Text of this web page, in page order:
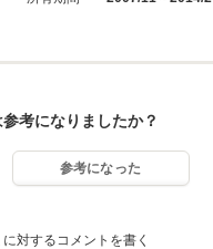
考になりましたか？
参考になった
対するコメントを書く